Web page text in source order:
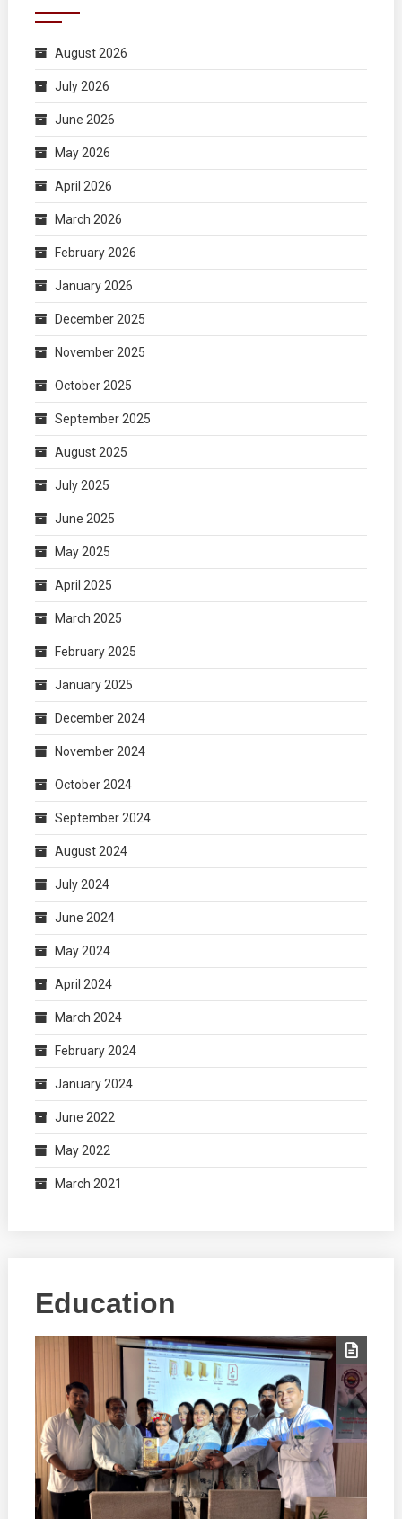
August 2026
July 2026
June 2026
May 2026
April 2026
March 2026
February 2026
January 2026
December 2025
November 2025
October 2025
September 2025
August 2025
July 2025
June 2025
May 2025
April 2025
March 2025
February 2025
January 2025
December 2024
November 2024
October 2024
September 2024
August 2024
July 2024
June 2024
May 2024
April 2024
March 2024
February 2024
January 2024
June 2022
May 2022
March 2021
Education